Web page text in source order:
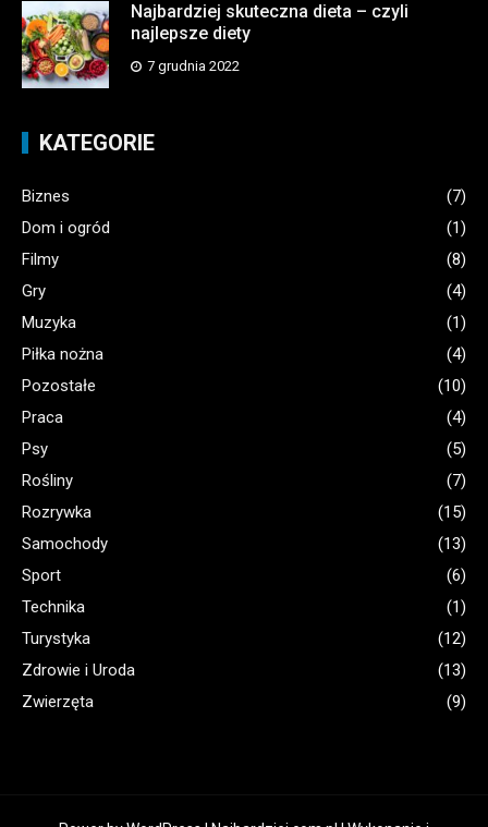
Najbardziej skuteczna dieta – czyli
najlepsze diety
7 grudnia 2022
KATEGORIE
Biznes
(7)
Dom i ogród
(1)
Filmy
(8)
Gry
(4)
Muzyka
(1)
Piłka nożna
(4)
Pozostałe
(10)
Praca
(4)
Psy
(5)
Rośliny
(7)
Rozrywka
(15)
Samochody
(13)
Sport
(6)
Technika
(1)
Turystyka
(12)
Zdrowie i Uroda
(13)
Zwierzęta
(9)